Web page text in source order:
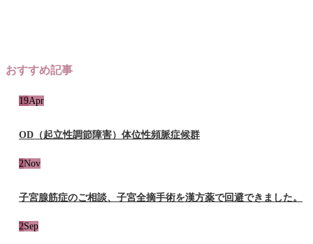
おすすめ記事
19Apr
OD（起立性調節障害）体位性頻脈症候群
2Nov
子宮腺筋症のご相談、子宮全摘手術を漢方薬で回避できました。
2Sep